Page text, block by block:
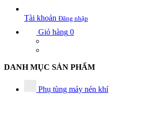
Tài khoản Đăng nhập
Giỏ hàng 0
DANH MỤC SẢN PHẨM
Phụ tùng máy nén khí